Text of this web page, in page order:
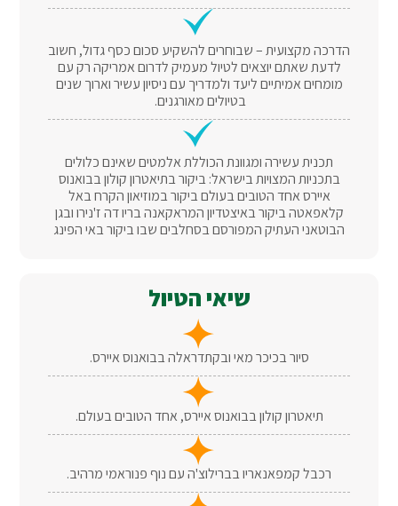
הדרכה מקצועית – שבוחרים להשקיע סכום כסף גדול, חשוב
לדעת שאתם יוצאים לטיול מעמיק לדרום אמריקה רק עם
מומחים אמיתיים ליעד ולמדריך עם ניסיון עשיר וארוך שנים
בטיולים מאורגנים.
תכנית עשירה ומגוונת הכוללת אלמטים שאינם כלולים
בתכניות המצויות בישראל: ביקור בתיאטרון קולון בבואנוס
איירס אחד הטובים בעולם ביקור במוזיאון הקרח באל
קלאפאטה ביקור באיצטדיון המראקאנה בריו דה ז'נירו ובגן
הבוטאני העתיק המפורסם בסחלבים שבו ביקור באי הפינג
שיאי הטיול
סיור בכיכר מאי ובקתדראלה בבואנוס איירס.
תיאטרון קולון בבואנוס איירס, אחד הטובים בעולם.
רכבל קמפאנאריו בברילוצ'ה עם נוף פנוראמי מרהיב.